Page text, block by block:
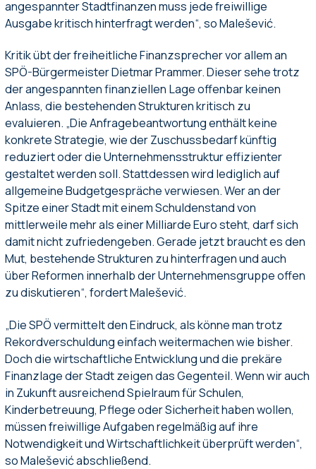
angespannter Stadtfinanzen muss jede freiwillige
Ausgabe kritisch hinterfragt werden“, so Malešević.
Kritik übt der freiheitliche Finanzsprecher vor allem an
SPÖ-Bürgermeister Dietmar Prammer. Dieser sehe trotz
der angespannten finanziellen Lage offenbar keinen
Anlass, die bestehenden Strukturen kritisch zu
evaluieren. „Die Anfragebeantwortung enthält keine
konkrete Strategie, wie der Zuschussbedarf künftig
reduziert oder die Unternehmensstruktur effizienter
gestaltet werden soll. Stattdessen wird lediglich auf
allgemeine Budgetgespräche verwiesen. Wer an der
Spitze einer Stadt mit einem Schuldenstand von
mittlerweile mehr als einer Milliarde Euro steht, darf sich
damit nicht zufriedengeben. Gerade jetzt braucht es den
Mut, bestehende Strukturen zu hinterfragen und auch
über Reformen innerhalb der Unternehmensgruppe offen
zu diskutieren“, fordert Malešević.
„Die SPÖ vermittelt den Eindruck, als könne man trotz
Rekordverschuldung einfach weitermachen wie bisher.
Doch die wirtschaftliche Entwicklung und die prekäre
Finanzlage der Stadt zeigen das Gegenteil. Wenn wir auch
in Zukunft ausreichend Spielraum für Schulen,
Kinderbetreuung, Pflege oder Sicherheit haben wollen,
müssen freiwillige Aufgaben regelmäßig auf ihre
Notwendigkeit und Wirtschaftlichkeit überprüft werden“,
so Malešević abschließend.